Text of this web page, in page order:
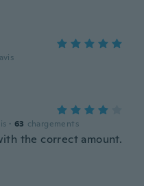
avis
· 63 chargements
the correct amount.